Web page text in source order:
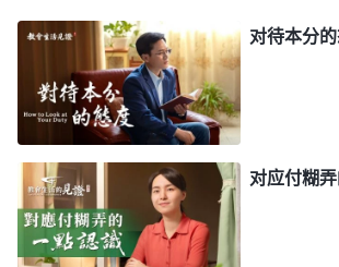
你就追求这些。你只追求生活安逸，
刮风别刮在你身上，沙子别打在你脸
你家的庄稼，凡是灾都别涉及你
抱’里，生活在安乐窝里面。就你这
追求肉体，你说你还有没有心、有没
畜生吗？将真道白白地赐给你，你不
是一个信神的？真正的人生赐给你，
对待本分
对应付糊